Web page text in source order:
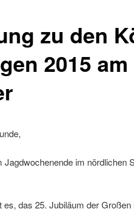
zu den
2015
Jagdwochenende im nördlichen
es, das 25. Jubiläum der